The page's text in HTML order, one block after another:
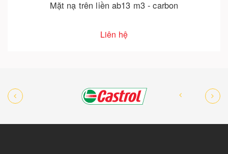
Mặt nạ trên liền ab13 m3 - carbon
Liên hệ